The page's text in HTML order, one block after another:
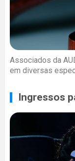
Associados da
em diversas
Ingressos